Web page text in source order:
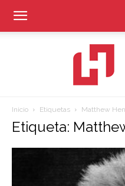
Inicio Etiquetas Matthew
Etiqueta: